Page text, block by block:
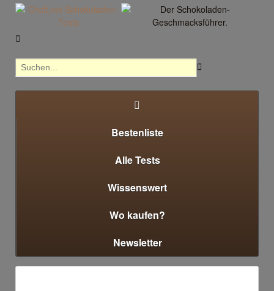



Bestenliste
Alle Tests
Wissenswert
Wo kaufen?
Newsletter